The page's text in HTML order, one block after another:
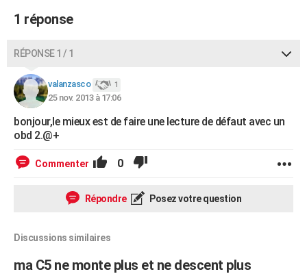
CARTE DE VOEUX
COPAINS D'AVANT
S'inscrire
Se connecter
Lycées
Collèges
Primaires
Universités
Entreprises
Service militaire
Avis de recherche
AVIS DE DÉCÈS
FORUM
1 réponse
RÉPONSE 1 / 1
valanzasco 1
25 nov. 2013 à 17:06
bonjour,le mieux est de faire une lecture de défaut avec un
obd 2.@+
Commenter 0
Répondre Posez votre question
Discussions similaires
ma C5 ne monte plus et ne descent plus